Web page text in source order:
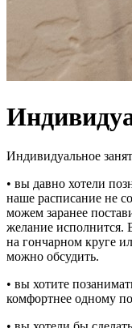
Индивидуальное
• вы давно хотели
наше расписание не
можем заранее
желание исполнится.
на гончарном круге
можно обсудить.
• вы хотите
комфортнее одному